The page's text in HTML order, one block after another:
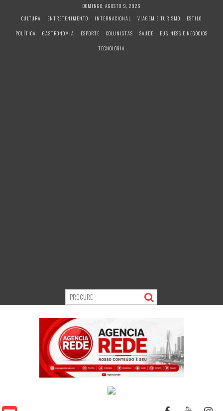
DOMINGO, AGOSTO 9, 2026
CULTURA
ENTRETENIMENTO INTERNACIONAL VIAGEM E TURISMO
ESTILO
POLÍTICA
GASTRONOMIA ESPORTE COLUNISTAS SAÚDE
BUSINESS E NEGÓCIOS
TECNOLOGIA